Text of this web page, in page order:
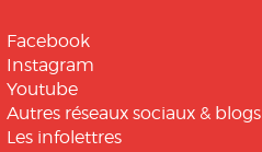
Facebook
Instagram
Youtube
Autres réseaux sociaux & blogs
Les infolettres